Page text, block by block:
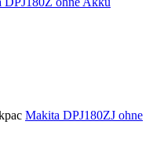
Makita DPJ180ZJ ohne